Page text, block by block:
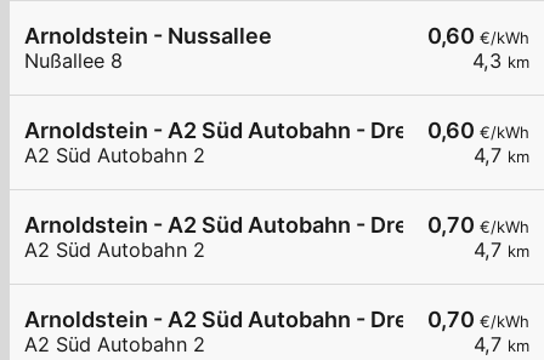
0,60 €/kWh
4,3 km
Arnoldstein - Nussallee
Nußallee 8
0,60 €/kWh
4,7 km
Arnoldstein - A2 Süd Autobahn - Dreiländereck
A2 Süd Autobahn 2
0,70 €/kWh
4,7 km
Arnoldstein - A2 Süd Autobahn - Dreiländereck
A2 Süd Autobahn 2
0,70 €/kWh
4,7 km
Arnoldstein - A2 Süd Autobahn - Dreiländereck
A2 Süd Autobahn 2